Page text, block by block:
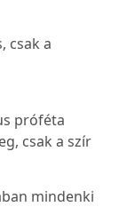
csak a
próféta
csak a szír
mindenki